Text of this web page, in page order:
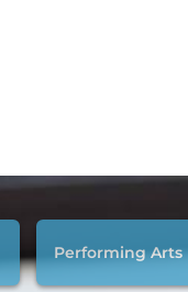
Performing Arts